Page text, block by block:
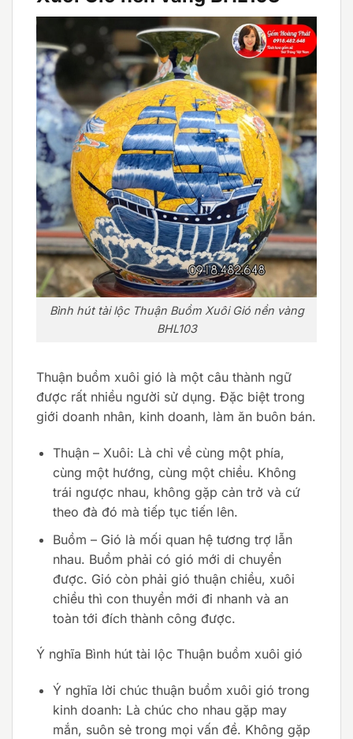
Bình hút tài lộc Thuận Buồm Xuôi Gió nền vàng
BHL103
Thuận buồm xuôi gió là một câu thành ngữ
được rất nhiều người sử dụng. Đặc biệt trong
giới doanh nhân, kinh doanh, làm ăn buôn bán.
Thuận – Xuôi: Là chỉ về cùng một phía,
cùng một hướng, cùng một chiều. Không
trái ngược nhau, không gặp cản trở và cứ
theo đà đó mà tiếp tục tiến lên.
Buồm – Gió là mối quan hệ tương trợ lẫn
nhau. Buồm phải có gió mới di chuyển
được. Gió còn phải gió thuận chiều, xuôi
chiều thì con thuyền mới đi nhanh và an
toàn tới đích thành công được.
Ý nghĩa Bình hút tài lộc Thuận buồm xuôi gió
Ý nghĩa lời chúc thuận buồm xuôi gió trong
kinh doanh: Là chúc cho nhau gặp may
mắn, suôn sẻ trong mọi vấn đề. Không gặp